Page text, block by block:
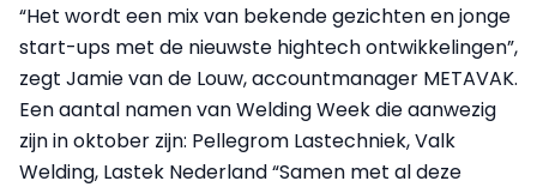
“Het wordt een mix van bekende gezichten en jonge
start-ups met de nieuwste hightech ontwikkelingen”,
zegt Jamie van de Louw, accountmanager METAVAK.
Een aantal namen van Welding Week die aanwezig
zijn in oktober zijn: Pellegrom Lastechniek, Valk
Welding, Lastek Nederland “Samen met al deze